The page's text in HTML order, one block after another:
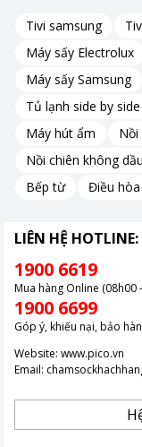
Hình ảnh chân
ảnh sắc nét, chi tiết
Kết hợp với bộ xử lý
từng gam màu, mang
trung thực.
Hình ảnh có màu
Tivi Samsung
cường hình ảnh như:
Tivi samsung
Máy sấy Electrolux
Máy sấy Samsung
Tủ lạnh side by side
Máy hút ẩm
Nồi chiên không dầu
Bếp từ
Điều hòa
LIÊN HỆ HOTLINE:
1900 6619
Mua hàng Online (08h00
1900 6699
Góp ý, khiếu nại, bảo
Website: www.pico.vn
Email: